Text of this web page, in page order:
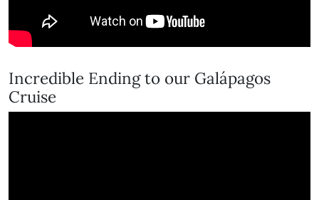
Incredible Ending to our Galápagos
Cruise